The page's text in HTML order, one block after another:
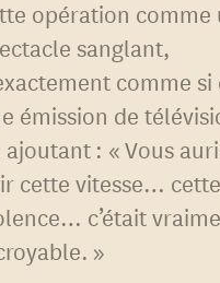
opération comme
sanglant,
comme si
émission de
ajoutant : « Vous
cette vitesse… cette
c’était
»